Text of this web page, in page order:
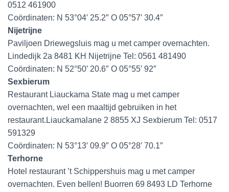
0512 461900
Coördinaten: N 53°04′ 25.2″ O 05°57′ 30.4″
Nijetrijne
Paviljoen Driewegsluis mag u met camper overnachten.
Lindedijk 2a 8481 KH Nijetrijne Tel: 0561 481490
Coördinaten: N 52°50′ 20.6″ O 05°55′ 92″
Sexbierum
Restaurant Liauckama State mag u met camper
overnachten, wel een maaltijd gebruiken in het
restaurant.Liauckamalane 2 8855 XJ Sexbierum Tel: 0517
591329
Coördinaten: N 53°13′ 09.9″ O 05°28′ 70.1″
Terhorne
Hotel restaurant ’t Schippershuis mag u met camper
overnachten. Even bellen! Buorren 69 8493 LD Terhorne